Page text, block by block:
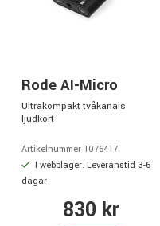
Rode AI-Micro
Ultrakompakt tvåkanals
ljudkort
Artikelnummer 1076417
I webblager. Leveranstid 3-6
dagar
830 kr